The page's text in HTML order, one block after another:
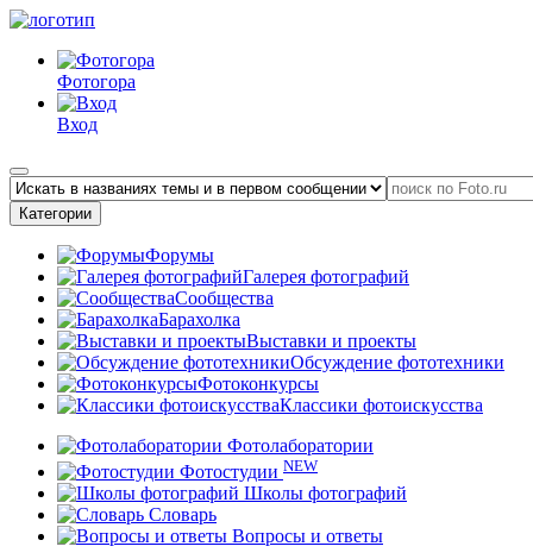
Фотогора
Вход
Категории
Форумы
Галерея фотографий
Сообщества
Барахолка
Выставки и проекты
Обсуждение фототехники
Фотоконкурсы
Классики фотоискусства
Фотолаборатории
Фотостудии NEW
Школы фотографий
Словарь
Вопросы и ответы